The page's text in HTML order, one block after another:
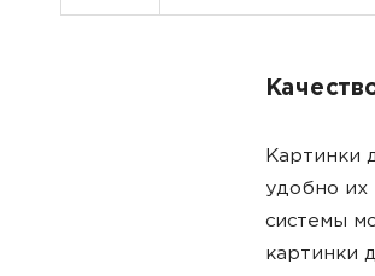
Картинки
удобно их
системы
картинки